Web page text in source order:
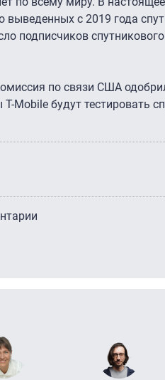
выведенных с 2019 года
подписчиков
по связи США
Mobile будут тестировать